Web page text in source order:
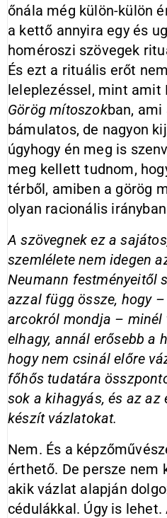
őnála még külön-külön
a kettő annyira egy és
homéroszi szövegek
És ezt a rituális erőt
leleplezéssel, mint amit
Görög mítoszokban, ami
bámulatos, de nagyon
úgyhogy én meg is
meg kellett tudnom,
térből, amiben a görög
olyan racionális
A szövegnek ez a
szemlélete nem idegen
Neumann festményeitől
azzal függ össze, hogy
arcokról mondja – minél
elhagy, annál erősebb a
hogy nem csinál előre
főhős tudatára
sok a kihagyás, és az az
készít vázlatokat.
Nem. És a
érthető. De persze nem
akik vázlat alapján
cédulákkal. Úgy is lehet.